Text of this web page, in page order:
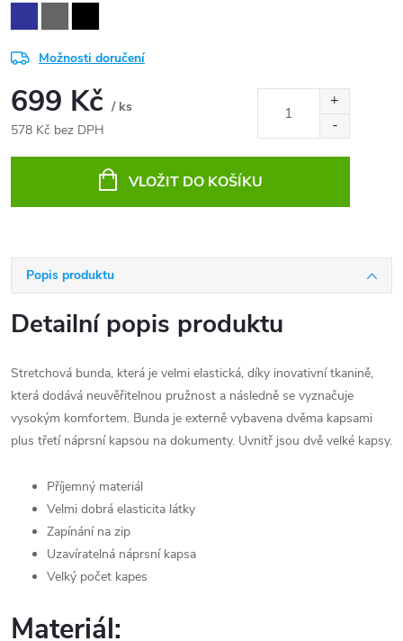
Možnosti doručení
699 Kč / ks
578 Kč bez DPH
VLOŽIT DO KOŠÍKU
Popis produktu
Detailní popis produktu
Stretchová bunda, která je velmi elastická, díky inovativní tkanině,
která dodává neuvěřitelnou pružnost a následně se vyznačuje
vysokým komfortem. Bunda je externě vybavena dvěma kapsami
plus třetí náprsní kapsou na dokumenty. Uvnitř jsou dvě velké kapsy.
Příjemný materiál
Velmi dobrá elasticita látky
Zapínání na zip
Uzavíratelná náprsní kapsa
Velký počet kapes
Materiál: